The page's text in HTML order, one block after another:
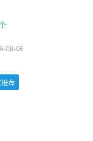
08-06
推荐